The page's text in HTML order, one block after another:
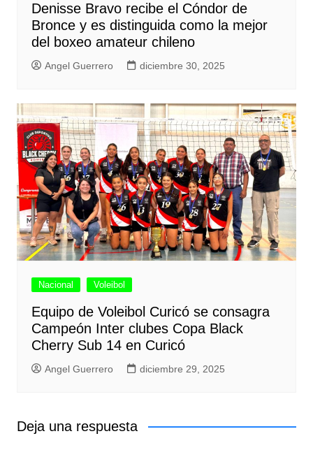
Denisse Bravo recibe el Cóndor de
Bronce y es distinguida como la mejor
del boxeo amateur chileno
Angel Guerrero diciembre 30, 2025
Nacional Voleibol
Equipo de Voleibol Curicó se consagra
Campeón Inter clubes Copa Black
Cherry Sub 14 en Curicó
Angel Guerrero diciembre 29, 2025
Deja una respuesta